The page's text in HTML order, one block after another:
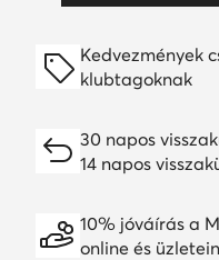
Kedvezmények
klubtagoknak
30 napos
14 napos
10% jóváírás a
online és